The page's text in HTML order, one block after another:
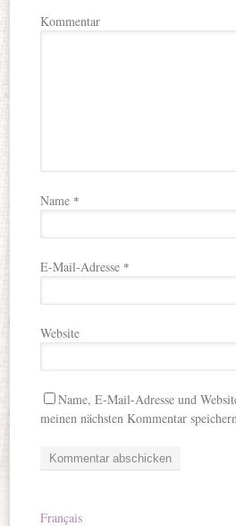
Kommentar
Name *
E-Mail-Adresse *
Website
Name, E-Mail-Adresse und
meinen nächsten Kommentar
Français